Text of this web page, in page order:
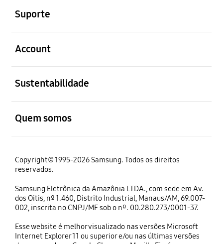
Suporte
Account
Sustentabilidade
Quem somos
Copyright© 1995-2026 Samsung. Todos os direitos
reservados.
Samsung Eletrônica da Amazônia LTDA., com sede em Av.
dos Oitis, nº 1.460, Distrito Industrial, Manaus/AM, 69.007-
002, inscrita no CNPJ/MF sob o nº. 00.280.273/0001-37.
Esse website é melhor visualizado nas versões Microsoft
Internet Explorer 11 ou superior e/ou nas últimas versões